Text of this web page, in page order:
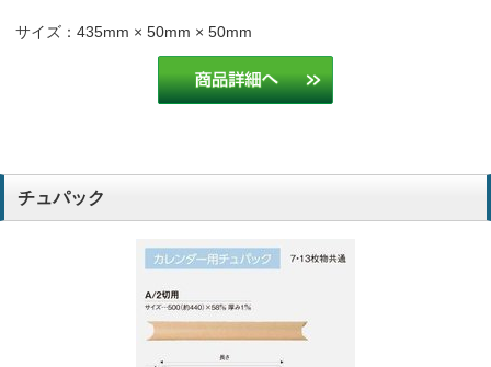
サイズ：435mm × 50mm × 50mm
チュパック